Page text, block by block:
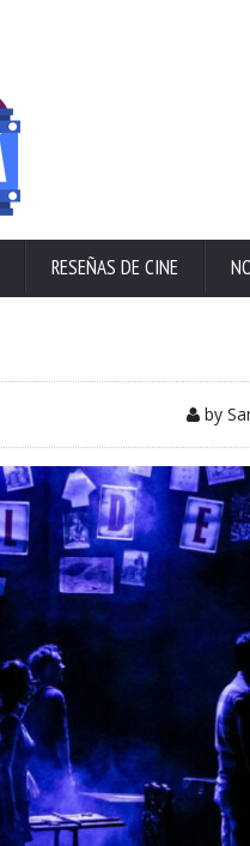
RESEÑAS DE CINE
by